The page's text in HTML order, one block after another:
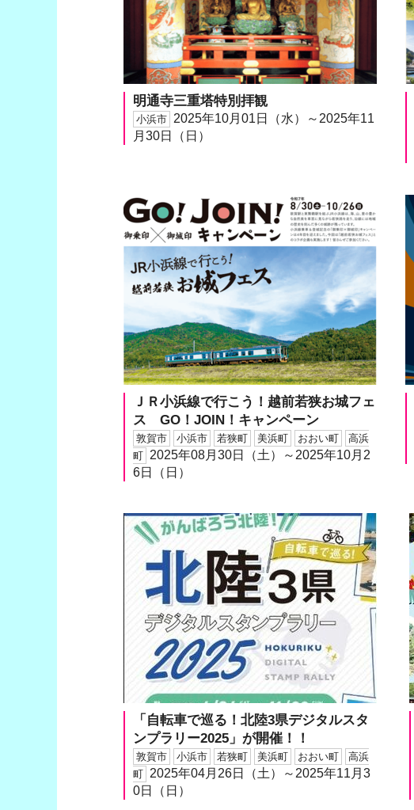
明通寺三重塔特別拝観
小浜市 2025年10月01日（水）～2025年11
月30日（日）
ＪＲ小浜線で行こう！越前若狭お城フェ
ス GO！JOIN！キャンペーン
敦賀市 小浜市 若狭町 美浜町 おおい町
高浜
町 2025年08月30日（土）～2025年10月2
6日（日）
「自転車で巡る！北陸3県デジタルスタ
ンプラリー2025」が開催！！
敦賀市 小浜市 若狭町 美浜町 おおい町
高浜
町 2025年04月26日（土）～2025年11月3
0日（日）